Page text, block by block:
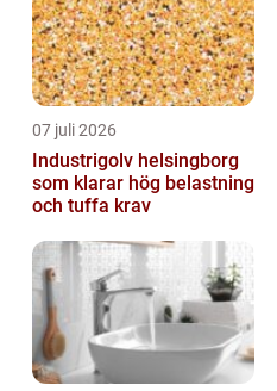
07 juli 2026
Industrigolv helsingborg
som klarar hög belastning
och tuffa krav